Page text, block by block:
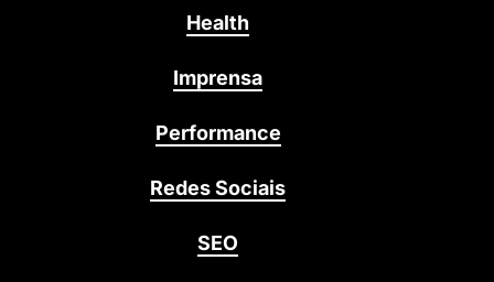
Health
Imprensa
Performance
Redes Sociais
SEO